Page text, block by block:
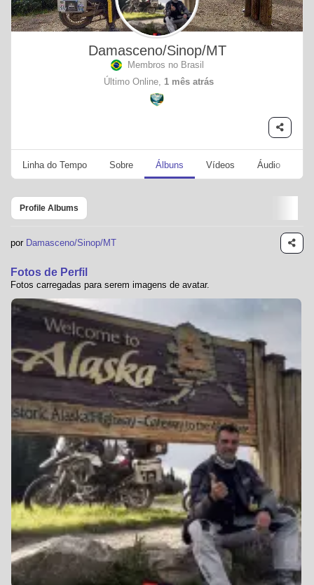
Damasceno/Sinop/MT
Membros no Brasil
Último Online, 1 mês atrás
Linha do Tempo Sobre Álbuns Vídeos Áudio
Profile Albums
por Damasceno/Sinop/MT
Fotos de Perfil
Fotos carregadas para serem imagens de avatar.
0